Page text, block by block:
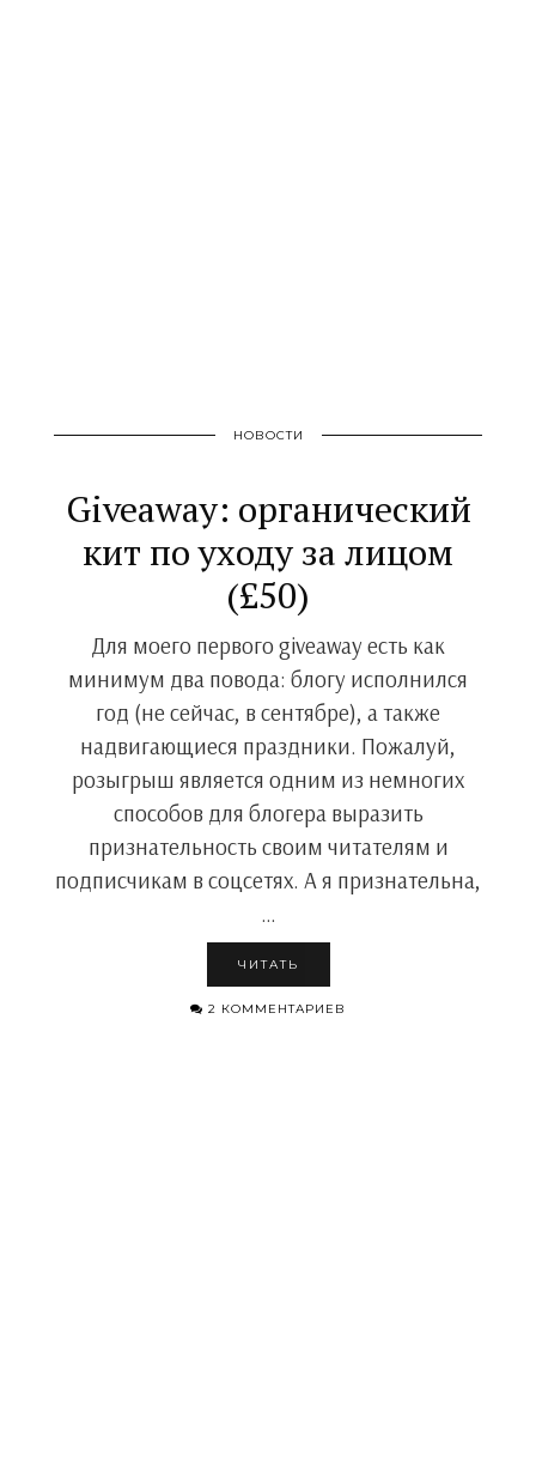
НОВОСТИ
Giveaway: органический
кит по уходу за лицом
(£50)
Для моего первого giveaway есть как
минимум два повода: блогу исполнился
год (не сейчас, в сентябре), а также
надвигающиеся праздники. Пожалуй,
розыгрыш является одним из немногих
способов для блогера выразить
признательность своим читателям и
подписчикам в соцсетях. А я признательна,
…
ЧИТАТЬ
2 КОММЕНТАРИЕВ